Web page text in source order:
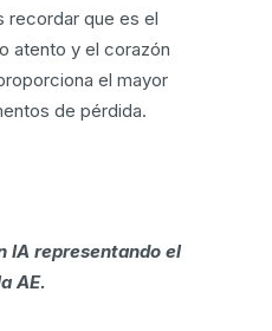
recordar que es el
atento y el corazón
el mayor
de pérdida.
IA representando el
AE.